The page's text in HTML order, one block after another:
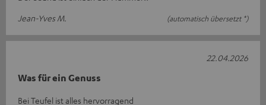
Jean-Yves M.
(automatisch übersetzt *)
Was für ein Genuss
Bei Teufel ist alles hervorragend
22.04.2026